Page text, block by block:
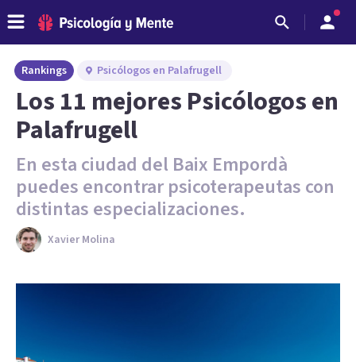
Rankings Psicólogos en Palafrugell
Los 11 mejores Psicólogos en
Palafrugell
En esta ciudad del Baix Empordà
puedes encontrar psicoterapeutas con
distintas especializaciones.
Xavier Molina